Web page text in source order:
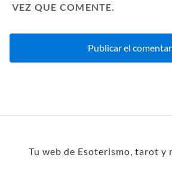
VEZ QUE COMENTE.
Tu web de Esoterismo, tarot y